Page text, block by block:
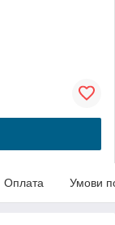
Оплата Умови